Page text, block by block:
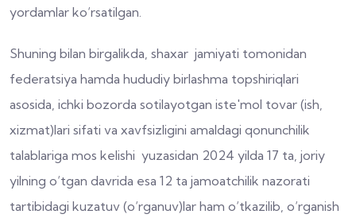
yordamlar ko‘rsatilgan.
Shuning bilan birgalikda, shaxar jamiyati tomonidan
federatsiya hamda hududiy birlashma topshiriqlari
asosida, ichki bozorda sotilayotgan iste'mol tovar (ish,
xizmat)lari sifati va xavfsizligini amaldagi qonunchilik
talablariga mos kelishi yuzasidan 2024 yilda 17 ta, joriy
yilning o‘tgan davrida esa 12 ta jamoatchilik nazorati
tartibidagi kuzatuv (o‘rganuv)lar ham o‘tkazilib, o‘rganish